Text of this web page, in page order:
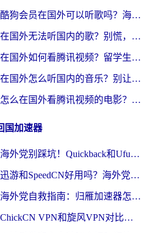
酷狗会员在国外可以听歌吗？海外党亲测有效：3步解决音乐权限难题
在国外无法听国内的歌？别慌，这样操作就能畅听QQ音乐（附亲测加速器推荐）
在国外如何看腾讯视频？留学生亲测有效的回国加速方案
在国外怎么听国内的音乐？别让版权限制断了你的华语歌单
怎么在国外看腾讯视频的电影？海外党亲测有效的回国加速指南
国加速器
海外党别踩坑！Quickback和UfunR好用吗？选对回国加速器才能无缝刷国内资源
迅游和SpeedCN好用吗？海外党如何破解那道看不见的墙
海外党自救指南：归雁加速器怎么样？教你避开坑实现国内资源无缝访问
ChickCN VPN和旋风VPN对比哪个回国效果更好？海外用户的选择困境与出路